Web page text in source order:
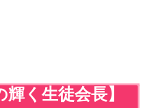
く生徒会長】